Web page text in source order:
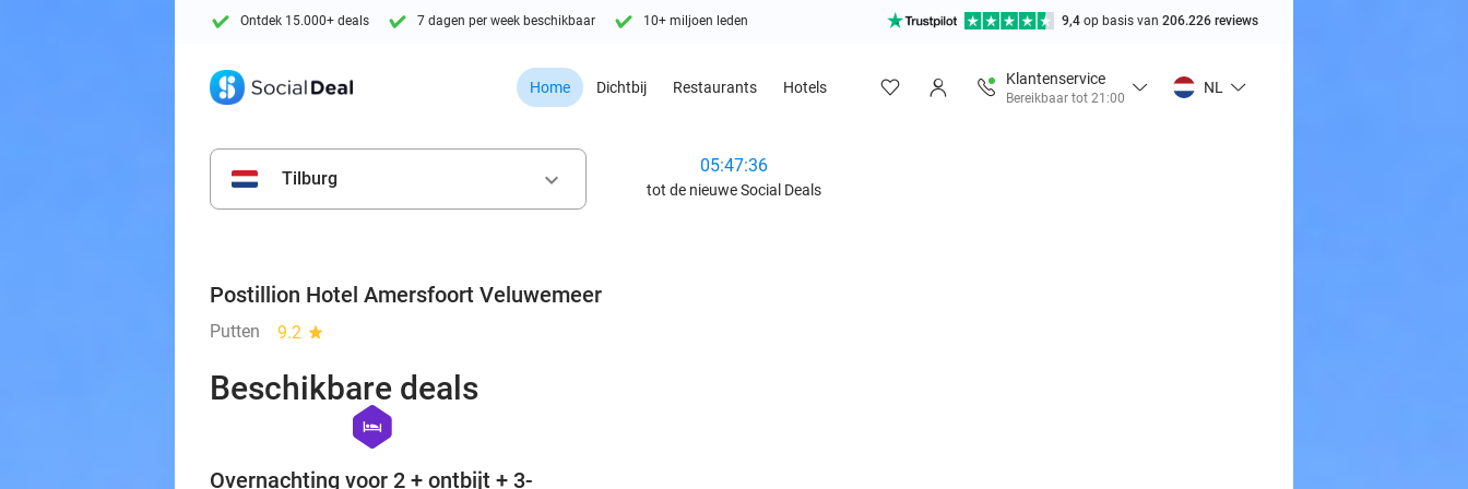
Ontdek 15.000+ deals 7 dagen per week beschikbaar 10+ miljoen leden 9,4 op basis van 206.226 reviews
Home Dichtbij Restaurants Hotels
Klantenservice
Bereikbaar tot 21:00
NL
Tilburg keyboard_arrow_down
05:47:35
tot de nieuwe Social Deals
Postillion Hotel Amersfoort Veluwemeer
Putten 9.2 star
Beschikbare deals
hexagon
hotel
Overnachting voor 2 + ontbijt + 3-